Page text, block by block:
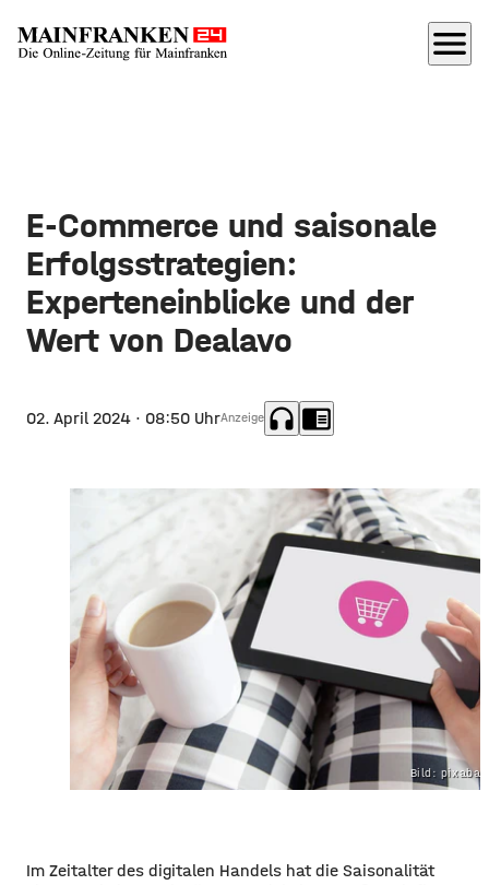
menu
E-Commerce und saisonale
Erfolgsstrategien:
Experteneinblicke und der
Wert von Dealavo
02. April 2024 · 08:50 UhrAnzeige headphones chrome_reader_mode
Bild:
Im Zeitalter des digitalen Handels hat die Saisonalität